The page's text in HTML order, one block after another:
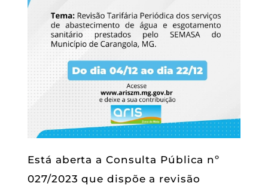
Está aberta a Consulta Pública nº
027/2023 que dispõe a revisão